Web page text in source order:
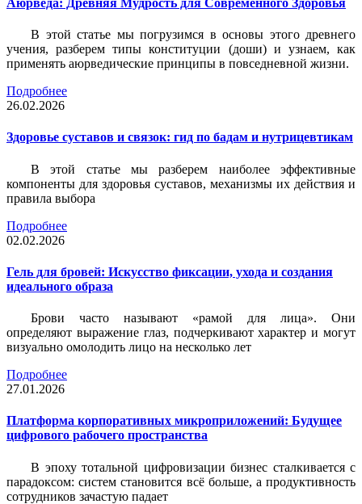
В этой статье мы погрузимся в основы этого древнего
учения, разберем типы конституции (доши) и узнаем, как
применять аюрведические принципы в повседневной жизни.
Подробнее
26.02.2026
Здоровье суставов и связок: гид по бадам и нутрицевтикам
В этой статье мы разберем наиболее эффективные
компоненты для здоровья суставов, механизмы их действия и
правила выбора
Подробнее
02.02.2026
Гель для бровей: Искусство фиксации, ухода и создания
идеального образа
Брови часто называют «рамой для лица». Они
определяют выражение глаз, подчеркивают характер и могут
визуально омолодить лицо на несколько лет
Подробнее
27.01.2026
Платформа корпоративных микроприложений: Будущее
цифрового рабочего пространства
В эпоху тотальной цифровизации бизнес сталкивается с
парадоксом: систем становится всё больше, а продуктивность
сотрудников зачастую падает